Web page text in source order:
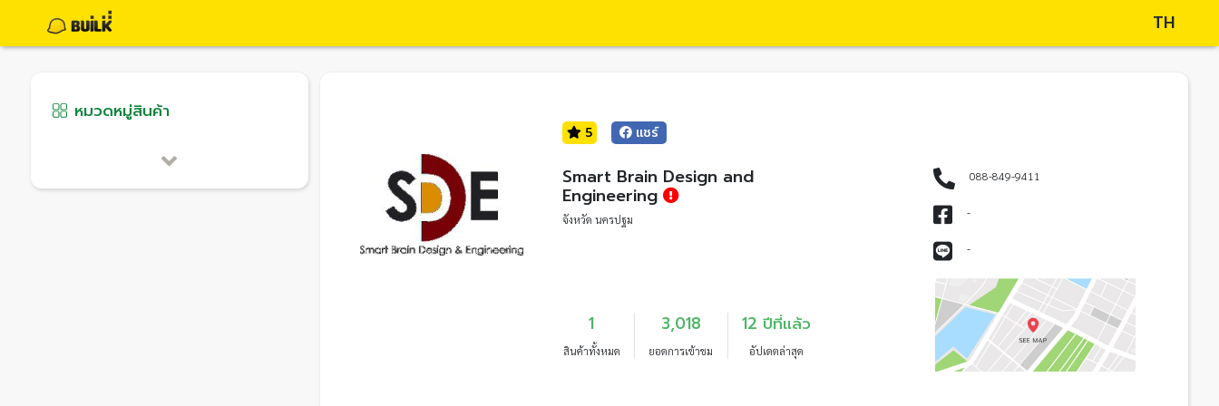
TH
หมวดหมู่สินค้า
5 แชร์
Smart Brain Design and
Engineering
จังหวัด นครปฐม
1
สินค้าทั้งหมด
3,018
ยอดการเข้าชม
12 ปีที่แล้ว
อัปเดตล่าสุด
088-849-9411
-
-